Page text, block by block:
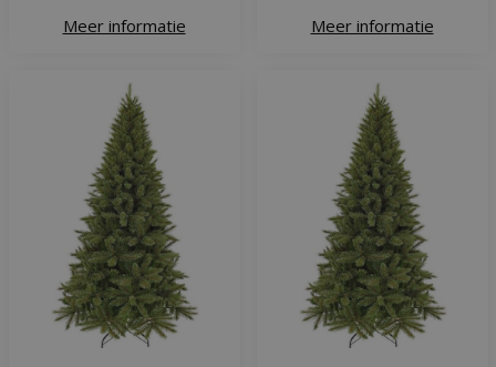
Meer informatie Meer informatie